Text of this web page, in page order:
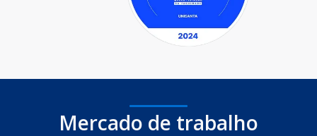
Mercado de trabalho